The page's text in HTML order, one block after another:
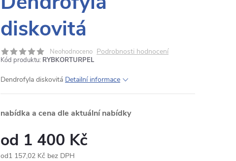
diskovitá
Neohodnoceno Podrobnosti hodnocení
Kód produktu: RYBKORTURPEL
Dendrofyla diskovitá Detailní informace
nabídka a cena dle aktuální nabídky
1 400 Kč
1 157,02 Kč bez DPH